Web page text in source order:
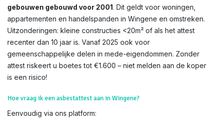
gebouwen gebouwd voor 2001. Dit geldt voor woningen,
appartementen en handelspanden in Wingene en omstreken.
Uitzonderingen: kleine constructies <20m² of als het attest
recenter dan 10 jaar is. Vanaf 2025 ook voor
gemeenschappelijke delen in mede-eigendommen. Zonder
attest riskeert u boetes tot €1.600 – niet melden aan de koper
is een risico!​
Hoe vraag ik een asbestattest aan in Wingene?
Eenvoudig via ons platform: